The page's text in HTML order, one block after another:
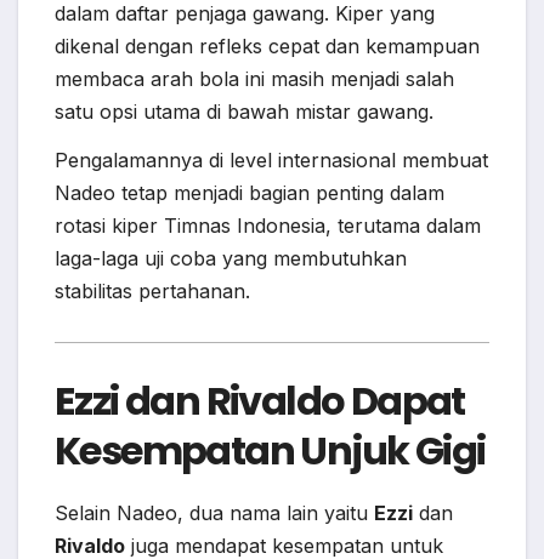
dalam daftar penjaga gawang. Kiper yang
dikenal dengan refleks cepat dan kemampuan
membaca arah bola ini masih menjadi salah
satu opsi utama di bawah mistar gawang.
Pengalamannya di level internasional membuat
Nadeo tetap menjadi bagian penting dalam
rotasi kiper Timnas Indonesia, terutama dalam
laga-laga uji coba yang membutuhkan
stabilitas pertahanan.
Ezzi dan Rivaldo Dapat
Kesempatan Unjuk Gigi
Selain Nadeo, dua nama lain yaitu Ezzi dan
Rivaldo juga mendapat kesempatan untuk